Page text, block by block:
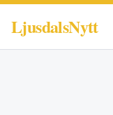
LjusdalsNytt